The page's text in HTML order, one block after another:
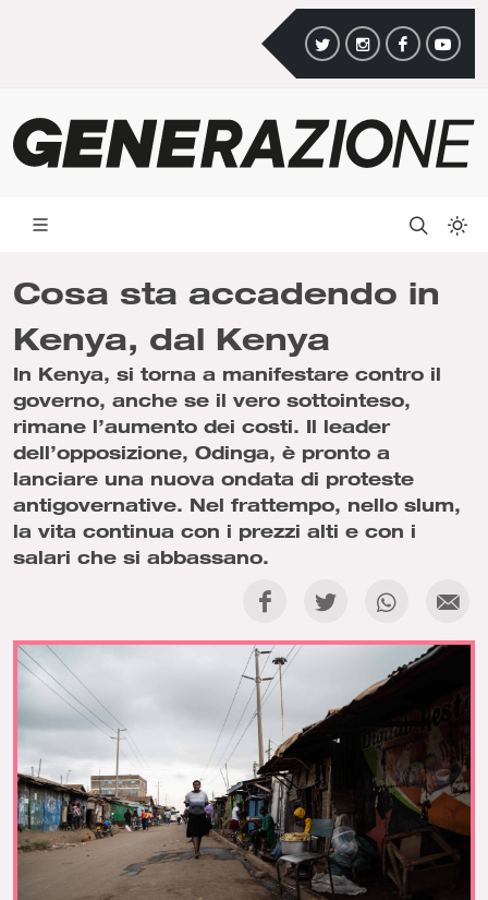
Cosa sta accadendo in
Kenya, dal Kenya
In Kenya, si torna a manifestare contro il
governo, anche se il vero sottointeso,
rimane l’aumento dei costi. Il leader
dell’opposizione, Odinga, è pronto a
lanciare una nuova ondata di proteste
antigovernative. Nel frattempo, nello slum,
la vita continua con i prezzi alti e con i
salari che si abbassano.